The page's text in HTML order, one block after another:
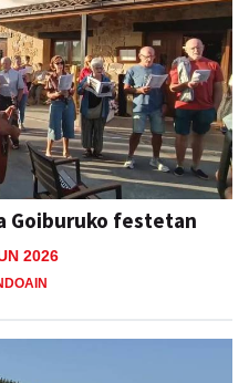
Goiburuko festetan
2026